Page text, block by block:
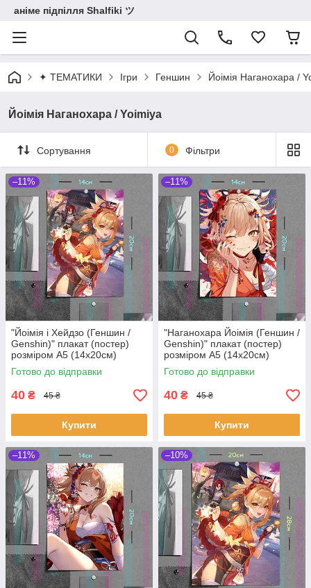
аніме підпілля Shalfiki ツ
✦ ТЕМАТИКИ Ігри Геншин Йоімія Наганохара /
Йоімія Наганохара / Yoimiya
Сортування 0 Фільтри
–11%
"Йоімія і Хейдзо (Геншин /
Genshin)" плакат (постер)
розміром А5 (14х20см)
Готово до відправки
40 ₴ 45 ₴
Купити
–11%
"Наганохара Йоімія (Геншин /
Genshin)" плакат (постер)
розміром А5 (14х20см)
Готово до відправки
40 ₴ 45 ₴
Купити
–11% –10%